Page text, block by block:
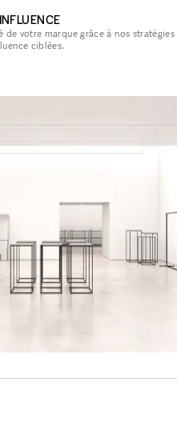
de votre marque grâce à nos stratégies
ciblées.